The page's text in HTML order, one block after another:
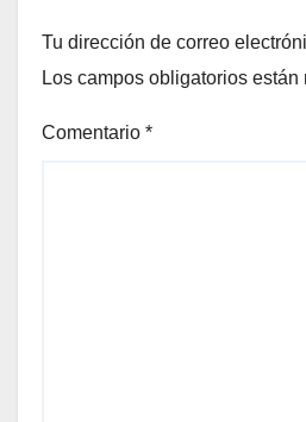
Tu dirección de correo
Los campos obligatorios están
Comentario *